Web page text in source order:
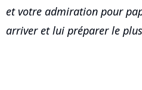
et votre admiration pour
arriver et lui préparer le